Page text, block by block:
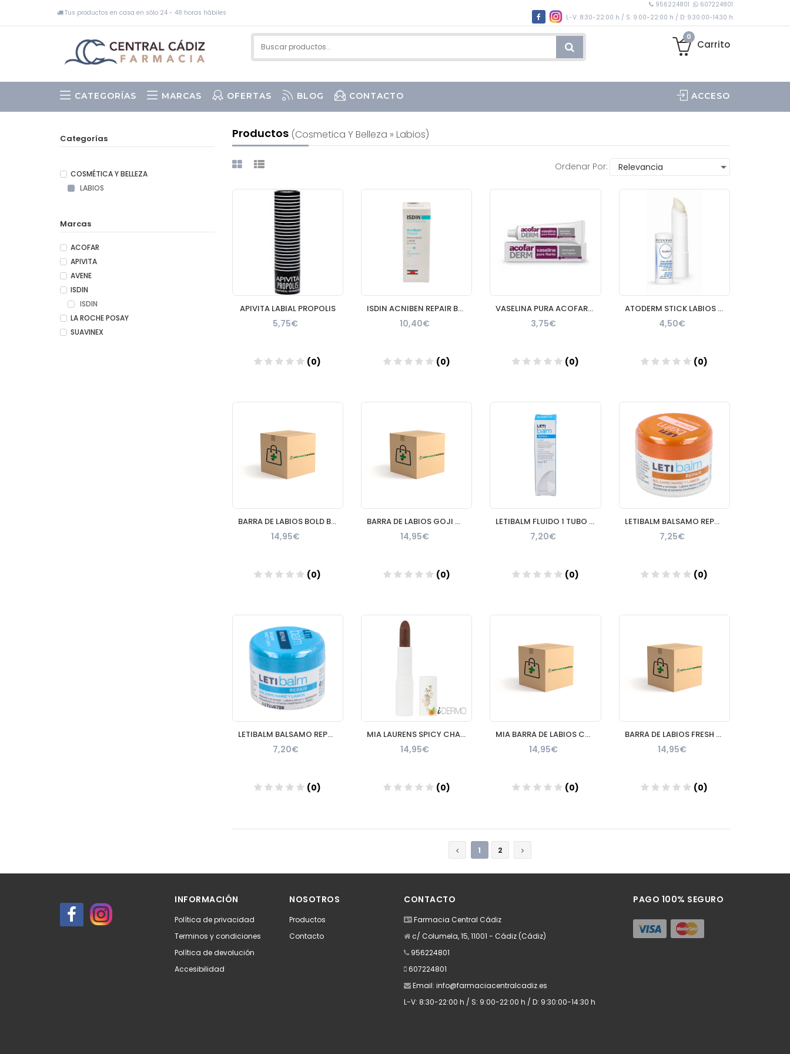
Tus productos en casa en sólo 24 - 48 horas hábiles
956224801
607224801
L-V: 8:30-22:00 h / S: 9:00-22:00 h / D: 9:30:00-14:30 h
0
Carrito
CATEGORÍAS MARCAS OFERTAS BLOG CONTACTO ACCESO
Productos (cosmetica Y Belleza » Labios)
Ordenar Por:
APIVITA LABIAL PROPOLIS
5,75€
(0)
ISDIN ACNIBEN REPAIR BALSAMO REPARADOR 1 TUBO 10 ml
10,40€
(0)
VASELINA PURA ACOFARDERM 60 G
3,75€
(0)
ATODERM STICK LABIOS BIODERMA 1 ENVASE 4 g
4,50€
(0)
BARRA DE LABIOS BOLD BERGAMOT MATTE 1 ENVASE 4 G Nº 0504
14,95€
(0)
BARRA DE LABIOS GOJI GLAM MATTE 1 ENVASE 4 G Nº 0505
14,95€
(0)
Añadir
LETIBALM FLUIDO 1 TUBO 10 ML
7,20€
(0)
LETIBALM BALSAMO REPARADOR NARIZ Y LABIOS PEDIATRICO 1 TARR
7,25€
(0)
LETIBALM BALSAMO REPARADOR NARIZ Y LABIOS 1 TARRO 10 ML
7,20€
(0)
MIA LAURENS SPICY CHAI LABIAL MATE LUXURY NUDES
14,95€
(0)
MIA BARRA DE LABIOS CALM CAMELLIA MATTE Nº 0501
14,95€
(0)
BARRA DE LABIOS FRESH FREESIA MATTE 1 ENVASE 4 G Nº 0502
14,95€
(0)
1
2
Categorías
COSMÉTICA Y BELLEZA
LABIOS
Marcas
ACOFAR
APIVITA
AVENE
ISDIN
ISDIN
LA ROCHE POSAY
SUAVINEX
INFORMACIÓN
Política de privacidad
Terminos y condiciones
Política de devolución
Accesibilidad
NOSOTROS
Productos
Contacto
CONTACTO
Farmacia Central Cádiz
c/ Columela, 15, 11001 - Cádiz (Cádiz)
956224801
607224801
Email: info@farmaciacentralcadiz.es
L-V: 8:30-22:00 h / S: 9:00-22:00 h / D: 9:30:00-14:30 h
PAGO 100% SEGURO